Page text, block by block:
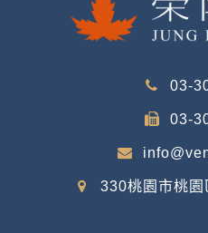
03-
03-
330桃園市桃